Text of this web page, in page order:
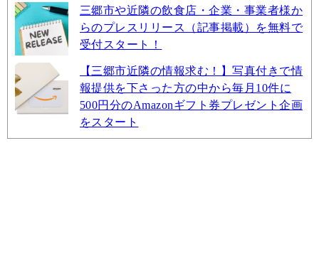
三郷市や近隣の飲食店・企業・事業者様か
らのプレスリリース（記事掲載）を無料で
受付スタート！
【三郷市近隣の情報求む！】写真付きで情
報提供を下さった方の中から毎月10件に
500円分のAmazonギフト券プレゼント企画
をスタート